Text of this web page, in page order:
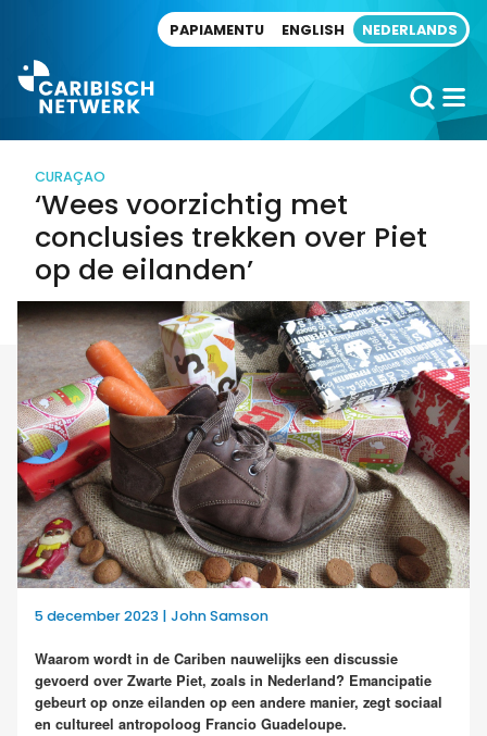
PAPIAMENTU ENGLISH NEDERLANDS
CURAÇAO
‘Wees voorzichtig met
conclusies trekken over Piet
op de eilanden’
5 december 2023 | John Samson
Waarom wordt in de Cariben nauwelijks een discussie
gevoerd over Zwarte Piet, zoals in Nederland? Emancipatie
gebeurt op onze eilanden op een andere manier, zegt sociaal
en cultureel antropoloog Francio Guadeloupe.